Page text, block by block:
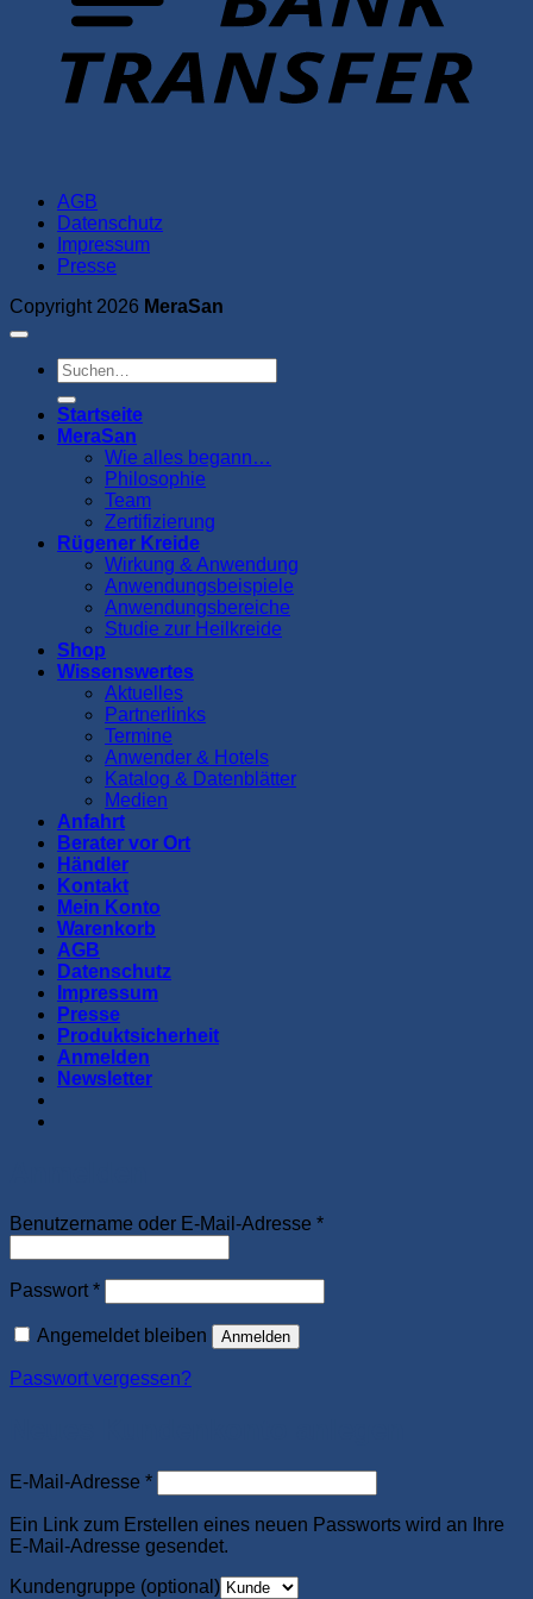
AGB
Datenschutz
Impressum
Presse
Copyright 2026 MeraSan
Suchen
nach:
Startseite
MeraSan
Wie alles begann…
Philosophie
Team
Zertifizierung
Rügener Kreide
Wirkung & Anwendung
Anwendungsbeispiele
Anwendungsbereiche
Studie zur Heilkreide
Shop
Wissenswertes
Aktuelles
Partnerlinks
Termine
Anwender & Hotels
Katalog & Datenblätter
Medien
Anfahrt
Berater vor Ort
Händler
Kontakt
Mein Konto
Warenkorb
AGB
Datenschutz
Impressum
Presse
Produktsicherheit
Anmelden
Newsletter
Benutzername oder E-Mail-Adresse *Erforderlich
Passwort *Erforderlich
Angemeldet bleiben Anmelden
Passwort vergessen?
E-Mail-Adresse *Erforderlich
Ein Link zum Erstellen eines neuen Passworts wird an Ihre
E-Mail-Adresse gesendet.
Kundengruppe (optional)